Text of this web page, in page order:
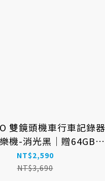
雙鏡頭機車行車記錄器
機-消光黑｜贈64GB記
憶卡
NT$2,590
NT$3,690